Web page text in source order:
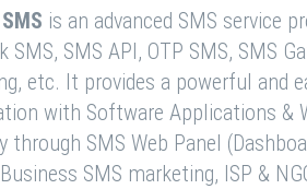
is an advanced SMS service
SMS, SMS API, OTP SMS, SMS
etc. It provides a powerful and
with Software Applications &
through SMS Web Panel
SMS marketing, ISP &